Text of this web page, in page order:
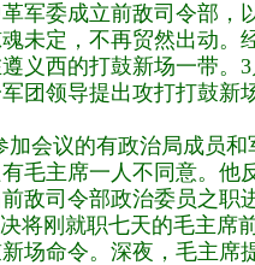
军委成立前敌司令部，
未定，不再贸然出动。
义西的打鼓新场一带。
团领导提出攻打打鼓新
会议的有政治局成员和
毛主席一人不同意。他
敌司令部政治委员之职
将刚就职七天的毛主席
场命令。深夜，毛主席